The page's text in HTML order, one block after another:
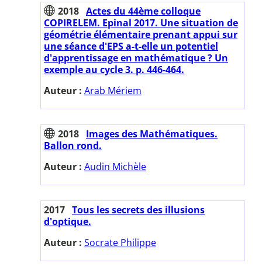
2018 Actes du 44ème colloque
COPIRELEM. Epinal 2017. Une situation de
géométrie élémentaire prenant appui sur
une séance d'EPS a-t-elle un potentiel
d'apprentissage en mathématique ? Un
exemple au cycle 3. p. 446-464.
Auteur : Arab Mériem
2018 Images des Mathématiques.
Ballon rond.
Auteur : Audin Michèle
2017 Tous les secrets des illusions
d'optique.
Auteur : Socrate Philippe